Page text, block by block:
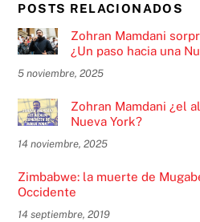
POSTS RELACIONADOS
Zohran Mamdani
¿Un paso hacia una
5 noviembre, 2025
Zohran Mamdani ¿el
Nueva York?
14 noviembre, 2025
Zimbabwe: la muerte de
Occidente
14 septiembre, 2019